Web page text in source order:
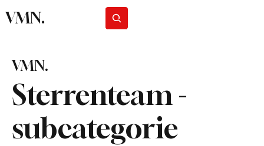
VMN.
Sterrenteam -
subcategorie
VMN.